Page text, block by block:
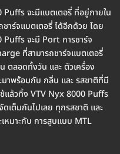
จะมีแบตเตอรี่ ที่อยู่ภายใน
าร์จแบตเตอรี่ ได้อีกด้วย โดย
Puffs จะมี Port การชาร์จ
ที่สามารถชาร์จแบตเตอรี่
ตลอดทั้งวัน และ ตัวเครื่อง
าพร้อมกับ กลิ่น และ รสชาติที่มี
แล้วทิ้ง VTV Nyx 8000 Puffs
เต็มกันไปเลย ทุกรสชาติ และ
หมาะกับ การสูบแบบ MTL